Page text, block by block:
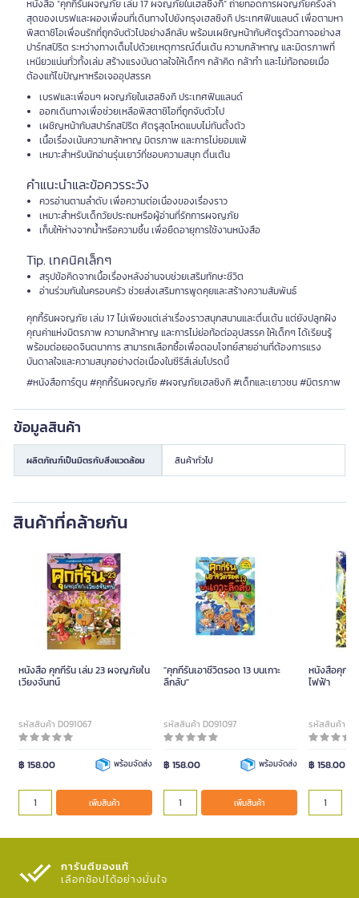
หนังสือ “คุกกี้รันผจญภัย เล่ม 17 ผจญภัยในเฮลซิงกิ” ถ่ายทอดการผจญภัยครั้งล่า
สุดของเบรฟและผองเพื่อนที่เดินทางไปยังกรุงเฮลซิงกิ ประเทศฟินแลนด์ เพื่อตามหา
พิสตาชิโอเพื่อนรักที่ถูกจับตัวไปอย่างลึกลับ พร้อมเผชิญหน้ากับศัตรูตัวฉกาจอย่างส
ปาร์กสปิริต ระหว่างทางเต็มไปด้วยเหตุการณ์ตื่นเต้น ความกล้าหาญ และมิตรภาพที่
เหนียวแน่นทั่วทั้งเล่ม สร้างแรงบันดาลใจให้เด็กๆ กล้าคิด กล้าทำ และไม่ท้อถอยเมื่อ
ต้องแก้ไขปัญหาหรือเจออุปสรรค
เบรฟและเพื่อนๆ ผจญภัยในเฮลซิงกิ ประเทศฟินแลนด์
ออกเดินทางเพื่อช่วยเหลือพิสตาชิโอที่ถูกจับตัวไป
เผชิญหน้ากับสปาร์กสปิริต ศัตรูสุดโหดแบบไม่ทันตั้งตัว
เนื้อเรื่องเน้นความกล้าหาญ มิตรภาพ และการไม่ยอมแพ้
เหมาะสำหรับนักอ่านรุ่นเยาว์ที่ชอบความสนุก ตื่นเต้น
คำแนะนำและข้อควรระวัง
ควรอ่านตามลำดับ เพื่อความต่อเนื่องของเรื่องราว
เหมาะสำหรับเด็กวัยประถมหรือผู้อ่านที่รักการผจญภัย
เก็บให้ห่างจากน้ำหรือความชื้น เพื่อยืดอายุการใช้งานหนังสือ
Tip. เทคนิคเล็กๆ
สรุปข้อคิดจากเนื้อเรื่องหลังอ่านจบช่วยเสริมทักษะชีวิต
อ่านร่วมกันในครอบครัว ช่วยส่งเสริมการพูดคุยและสร้างความสัมพันธ์
คุกกี้รันผจญภัย เล่ม 17 ไม่เพียงแต่เล่าเรื่องราวสนุกสนานและตื่นเต้น แต่ยังปลูกฝัง
คุณค่าแห่งมิตรภาพ ความกล้าหาญ และการไม่ย่อท้อต่ออุปสรรค ให้เด็กๆ ได้เรียนรู้
พร้อมต่อยอดจินตนาการ สามารถเลือกซื้อเพื่อตอบโจทย์สายอ่านที่ต้องการแรง
บันดาลใจและความสนุกอย่างต่อเนื่องในซีรีส์เล่มโปรดนี้
#หนังสือการ์ตูน #คุกกี้รันผจญภัย #ผจญภัยเฮลซิงกิ #เด็กและเยาวชน #มิตรภาพ
ข้อมูลสินค้า
ผลิตภัณฑ์เป็นมิตรกับสิ่งแวดล้อม สินค้าทั่วไป
สินค้าที่คล้ายกัน
หนังสือ คุกกี้รัน เล่ม 23 ผจญภัยใน
เวียงจันทน์
รหัสสินค้า D091067
฿ 158.00 พร้อมจัดส่ง
เพิ่มสินค้า
"คุกกี้รันเอาชีวิตรอด 13 บนเกาะ
ลึกลับ"
รหัสสินค้า D091097
฿ 158.00 พร้อมจัดส่ง
เพิ่มสินค้า
หนังสือคุกกี้รั
ไฟฟ้า
รหัสสินค้า
฿ 158.00
การันตีของแท้
เลือกช้อปได้อย่างมั่นใจ​